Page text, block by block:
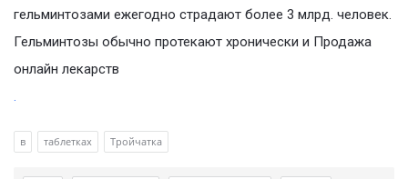
гельминтозами ежегодно страдают более 3 млрд. человек.
Гельминтозы обычно протекают хронически и Продажа
онлайн лекарств
.
в таблетках Тройчатка